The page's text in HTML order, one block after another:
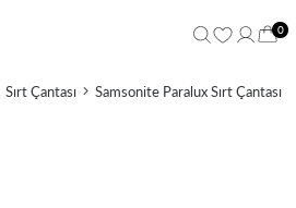
0
Sırt Çantası Samsonite Paralux Sırt Çantası